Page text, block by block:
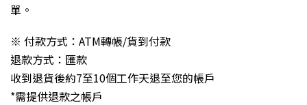
單。
※ 付款方式：ATM轉帳/貨到付款
退款方式：匯款
收到退貨後約7至10個工作天退至您的帳戶
*需提供退款之帳戶